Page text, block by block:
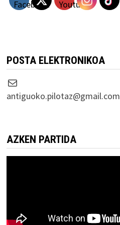
POSTA ELEKTRONIKOA
Correo electrónico
antiguoko.pilotaz@gmail.com
AZKEN PARTIDA